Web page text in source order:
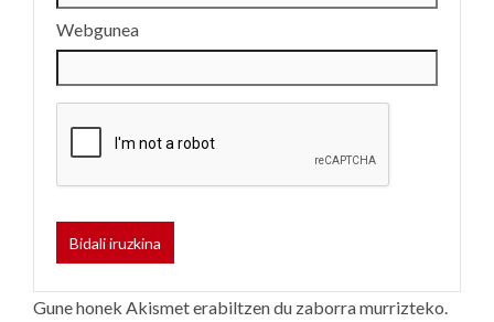
Webgunea
Gune honek Akismet erabiltzen du zaborra murrizteko.